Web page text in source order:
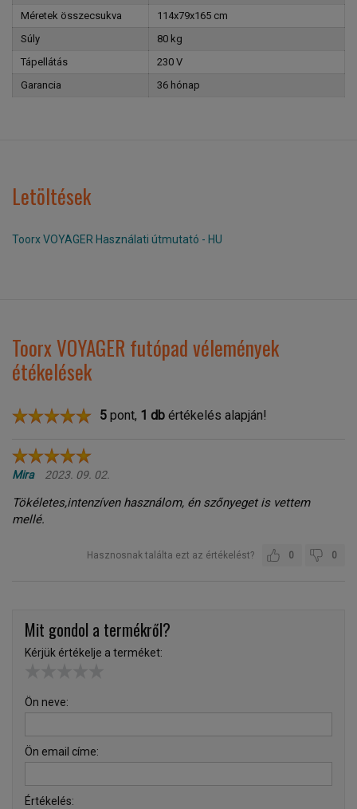
Méretek összecsukva
114x79x165 cm
Súly
80 kg
Tápellátás
230 V
Garancia
36 hónap
Letöltések
Toorx VOYAGER Használati útmutató - HU
Toorx VOYAGER futópad vélemények
étékelések
5 pont, 1 db értékelés alapján!
Mira 2023. 09. 02.
Tökéletes,intenzíven használom, én szőnyeget is vettem
mellé.
Hasznosnak találta ezt az értékelést? 0
0
Mit gondol a termékről?
Kérjük értékelje a terméket:
Ön neve:
Ön email címe:
Értékelés: